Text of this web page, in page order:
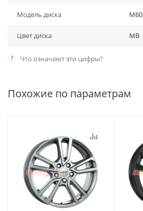
Модель диска M60
Цвет диска MB
? Что означают эти цифры?
Похожие по параметрам